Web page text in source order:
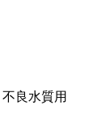
良水質用